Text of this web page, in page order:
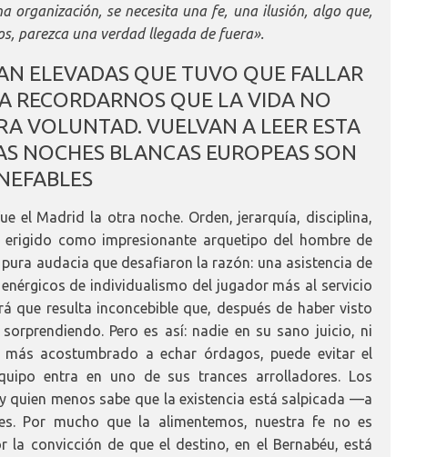
organización, se necesita una fe, una ilusión, algo que,
parezca una verdad llegada de fuera».
ELEVADAS QUE TUVO QUE FALLAR
RECORDARNOS QUE LA VIDA NO
VOLUNTAD. VUELVAN A LEER ESTA
NOCHES BLANCAS EUROPEAS SON
Madrid la otra noche. Orden, jerarquía, disciplina,
como impresionante arquetipo del hombre de
audacia que desafiaron la razón: una asistencia de
de individualismo del jugador más al servicio
que resulta inconcebible que, después de haber visto
Pero es así: nadie en su sano juicio, ni
acostumbrado a echar órdagos, puede evitar el
entra en uno de sus trances arrolladores. Los
menos sabe que la existencia está salpicada —a
Por mucho que la alimentemos, nuestra fe no es
convicción de que el destino, en el Bernabéu, está